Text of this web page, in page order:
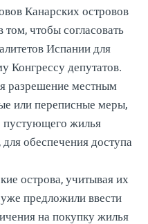
Канарских островов
том, чтобы согласовать
Испании для
Конгрессу депутатов.
разрешение местным
или переписные меры,
пустующего жилья
обеспечения доступа
острова, учитывая их
предложили ввести
на покупку жилья